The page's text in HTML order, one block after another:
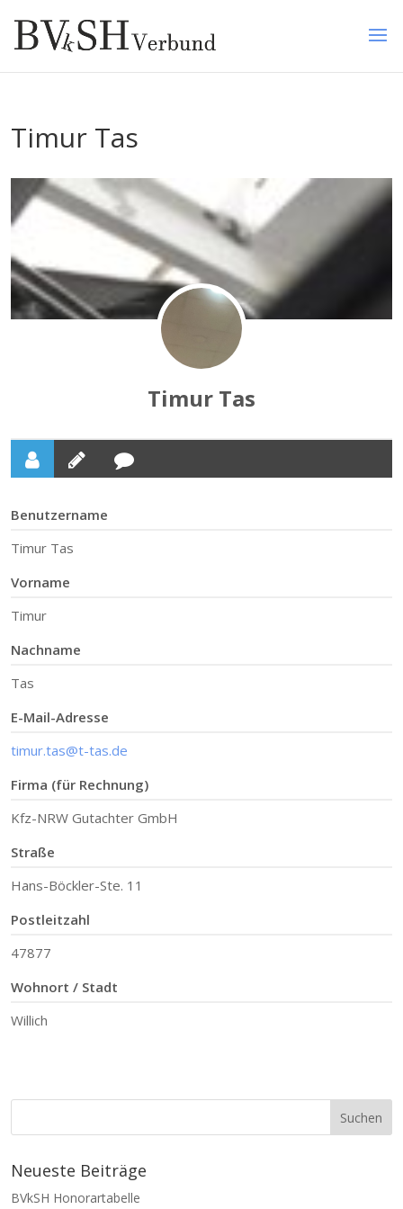
Timur Tas
Timur Tas
Benutzername
Timur Tas
Vorname
Timur
Nachname
Tas
E-Mail-Adresse
timur.tas@t-tas.de
Firma (für Rechnung)
Kfz-NRW Gutachter GmbH
Straße
Hans-Böckler-Ste. 11
Postleitzahl
47877
Wohnort / Stadt
Willich
Neueste Beiträge
BVkSH Honorartabelle